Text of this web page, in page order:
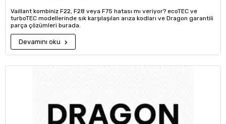
Vaillant kombiniz F22, F28 veya F75 hatası mı veriyor? ecoTEC ve
turboTEC modellerinde sık karşılaşılan arıza kodları ve Dragon garantili
parça çözümleri burada.
Devamını oku